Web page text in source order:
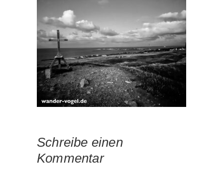
Schreibe einen
Kommentar